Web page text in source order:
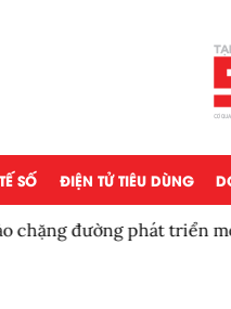
SỐ ĐIỆN TỬ TIÊU DÙNG
đường phát triển mới